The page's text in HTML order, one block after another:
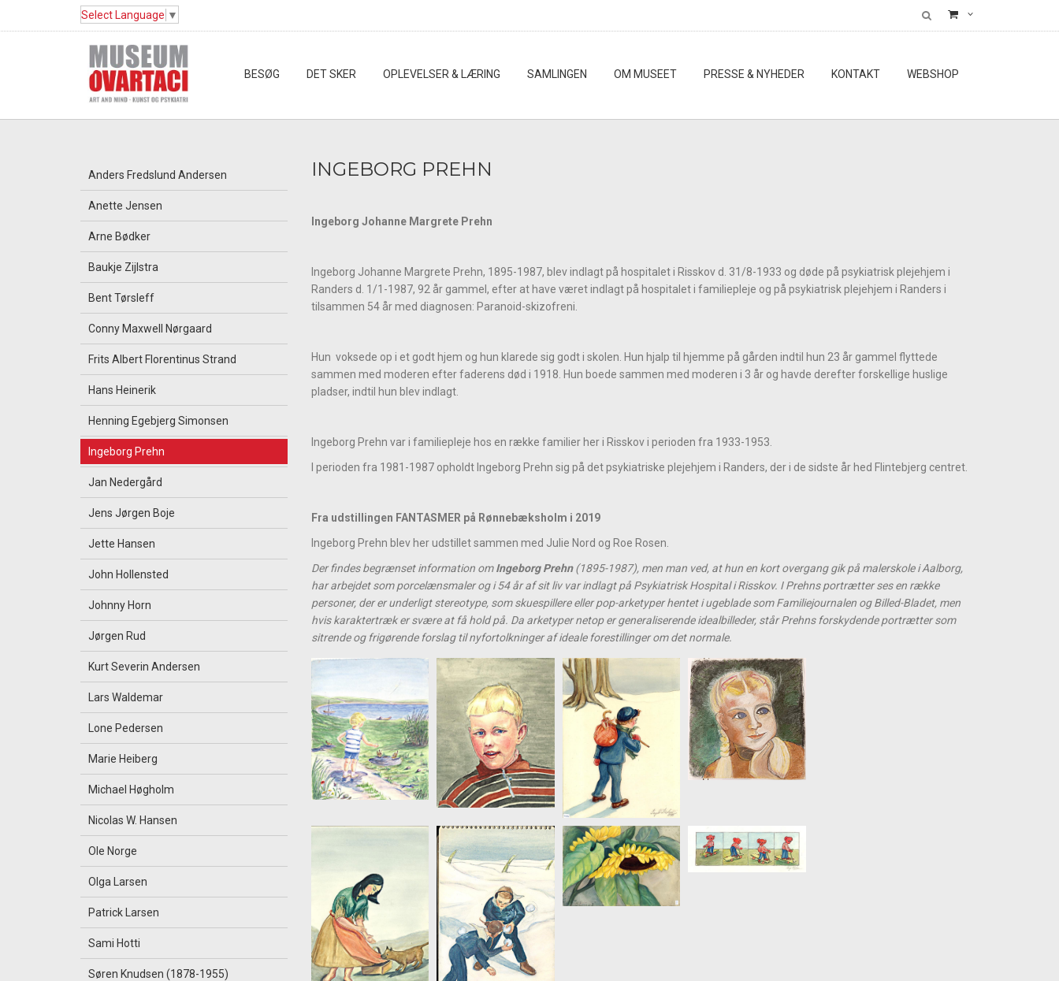
Select Language ▼
BESØG DET SKER OPLEVELSER & LÆRING SAMLINGEN OM MUSEET PRESSE & NYHEDER KONTAKT WEBSHOP
Anders Fredslund Andersen
Anette Jensen
Arne Bødker
Baukje Zijlstra
Bent Tørsleff
Conny Maxwell Nørgaard
Frits Albert Florentinus Strand
Hans Heinerik
Henning Egebjerg Simonsen
Ingeborg Prehn
Jan Nedergård
Jens Jørgen Boje
Jette Hansen
John Hollensted
Johnny Horn
Jørgen Rud
Kurt Severin Andersen
Lars Waldemar
Lone Pedersen
Marie Heiberg
Michael Høgholm
Nicolas W. Hansen
Ole Norge
Olga Larsen
Patrick Larsen
Sami Hotti
Søren Knudsen (1878-1955)
INGEBORG PREHN
Ingeborg Johanne Margrete Prehn
Ingeborg Johanne Margrete Prehn, 1895-1987, blev indlagt på hospitalet i Risskov d. 31/8-1933 og døde på psykiatrisk plejehjem i
Randers d. 1/1-1987, 92 år gammel, efter at have været indlagt på hospitalet i familiepleje og på psykiatrisk plejehjem i Randers i
tilsammen 54 år med diagnosen: Paranoid-skizofreni.
Hun voksede op i et godt hjem og hun klarede sig godt i skolen. Hun hjalp til hjemme på gården indtil hun 23 år gammel flyttede
sammen med moderen efter faderens død i 1918. Hun boede sammen med moderen i 3 år og havde derefter forskellige huslige
pladser, indtil hun blev indlagt.
Ingeborg Prehn var i familiepleje hos en række familier her i Risskov i perioden fra 1933-1953.
I perioden fra 1981-1987 opholdt Ingeborg Prehn sig på det psykiatriske plejehjem i Randers, der i de sidste år hed Flintebjerg centret.
Fra udstillingen FANTASMER på Rønnebæksholm i 2019
Ingeborg Prehn blev her udstillet sammen med Julie Nord og Roe Rosen.
Der findes begrænset information omIngeborg Prehn(1895-1987), men man ved, at hun en kort overgang gik på malerskole i Aalborg,
har arbejdet som porcelænsmaler og i 54 år af sit liv var indlagt på Psykiatrisk Hospital i Risskov. I Prehns portrætter ses en række
personer, der er underligt stereotype, som skuespillere eller pop-arketyper hentet i ugeblade som Familiejournalen og Billed-Bladet, men
hvis karaktertræk er svære at få hold på. Da arketyper netop er generaliserende idealbilleder, står Prehns forskydende portrætter som
sitrende og frigørende forslag til nyfortolkninger af ideale forestillinger om det normale.